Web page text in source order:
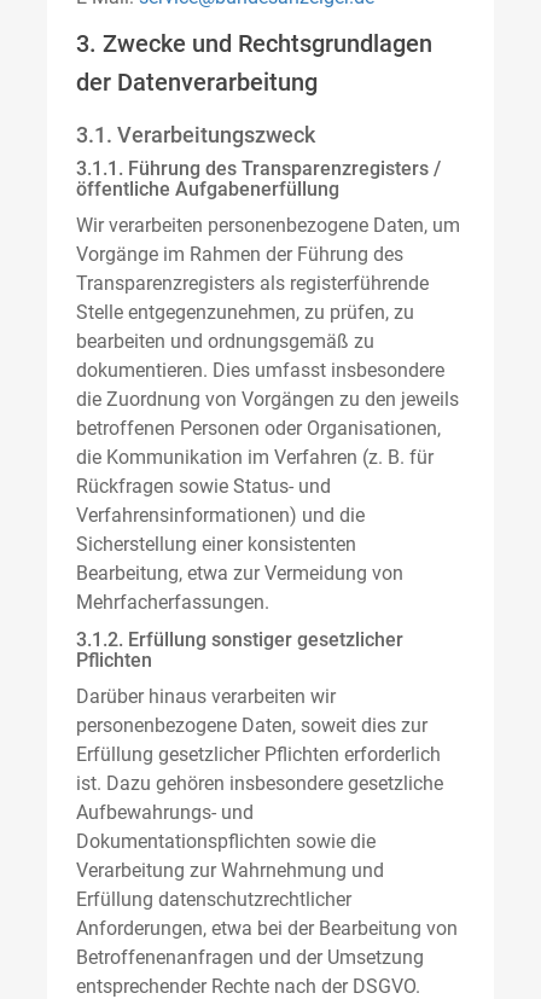
3. Zwecke und Rechtsgrundlagen
der Datenverarbeitung
3.1. Verarbeitungszweck
3.1.1. Führung des Transparenzregisters /
öffentliche Aufgabenerfüllung
Wir verarbeiten personenbezogene Daten, um
Vorgänge im Rahmen der Führung des
Transparenzregisters als registerführende
Stelle entgegenzunehmen, zu prüfen, zu
bearbeiten und ordnungsgemäß zu
dokumentieren. Dies umfasst insbesondere
die Zuordnung von Vorgängen zu den jeweils
betroffenen Personen oder Organisationen,
die Kommunikation im Verfahren (z. B. für
Rückfragen sowie Status- und
Verfahrensinformationen) und die
Sicherstellung einer konsistenten
Bearbeitung, etwa zur Vermeidung von
Mehrfacherfassungen.
3.1.2. Erfüllung sonstiger gesetzlicher
Pflichten
Darüber hinaus verarbeiten wir
personenbezogene Daten, soweit dies zur
Erfüllung gesetzlicher Pflichten erforderlich
ist. Dazu gehören insbesondere gesetzliche
Aufbewahrungs- und
Dokumentationspflichten sowie die
Verarbeitung zur Wahrnehmung und
Erfüllung datenschutzrechtlicher
Anforderungen, etwa bei der Bearbeitung von
Betroffenenanfragen und der Umsetzung
entsprechender Rechte nach der DSGVO.